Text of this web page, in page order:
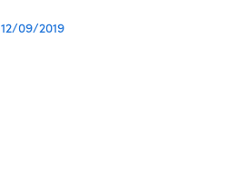
12/09/2019